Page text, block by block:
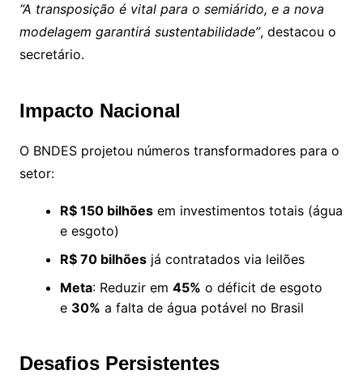
“A transposição é vital para o semiárido, e a nova
modelagem garantirá sustentabilidade”, destacou o
secretário.
Impacto Nacional
O BNDES projetou números transformadores para o
setor:
R$ 150 bilhõesem investimentos totais (água
e esgoto)
R$ 70 bilhõesjá contratados via leilões
Meta: Reduzir em 45% o déficit de esgoto
e 30% a falta de água potável no Brasil
Desafios Persistentes